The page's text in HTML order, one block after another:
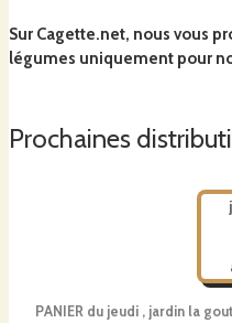
Sur Cagette.net, nous vous
légumes uniquement pour
Prochaines
PANIER du jeudi , jardin la